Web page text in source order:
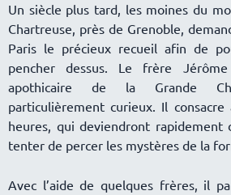
Un siècle plus tard, les moines du
Chartreuse, près de Grenoble,
Paris le précieux recueil afin de
pencher dessus. Le frère
apothicaire de la Grande
particulièrement curieux. Il consacre
heures, qui deviendront rapidement
tenter de percer les mystères de la
Avec l’aide de quelques frères, il